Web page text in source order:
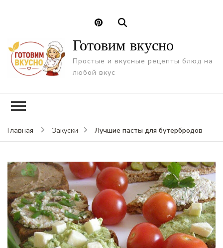
Готовим вкусно
Простые и вкусные рецепты блюд на
любой вкус
Главная Закуски Лучшие пасты для бутербродов